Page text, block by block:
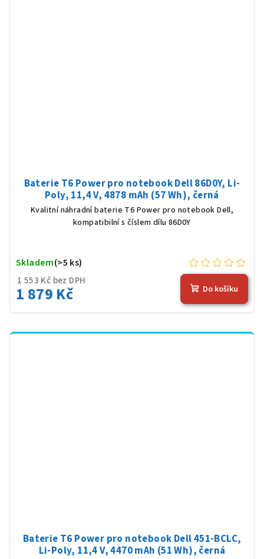
Baterie T6 Power pro notebook Dell 86D0Y, Li-
Poly, 11,4 V, 4878 mAh (57 Wh), černá
Kvalitní náhradní baterie T6 Power pro notebook Dell,
kompatibilní s číslem dílu 86D0Y
1 553 Kč bez DPH
1 879 Kč
Skladem(>5 ks)
Do košíku
Baterie T6 Power pro notebook Dell 451-BCLC,
Li-Poly, 11,4 V, 4470 mAh (51 Wh), černá